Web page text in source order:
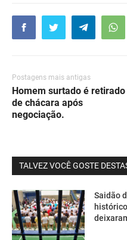
Postagens mais antigas
Homem surtado é retirado
de chácara após
negociação.
TALVEZ VOCÊ GOSTE
Saidão